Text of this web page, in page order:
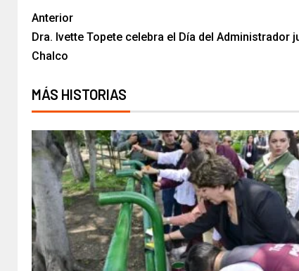
Anterior
Dra. Ivette Topete celebra el Día del Administrador
Chalco
MÁS HISTORIAS